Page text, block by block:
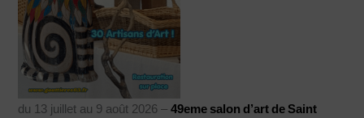
du 13 juillet au 9 août 2026 – 49eme salon d’art de Saint